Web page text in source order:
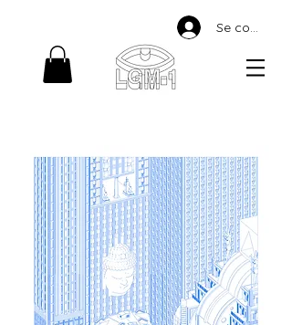
Se connecter